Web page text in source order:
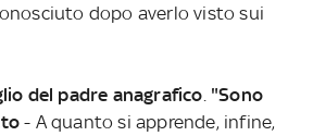
dopo averlo visto sui
del padre anagrafico "Sono
- A quanto si apprende, infine,